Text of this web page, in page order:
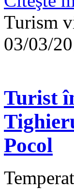
Turism
03/03/
Turist
Pocol